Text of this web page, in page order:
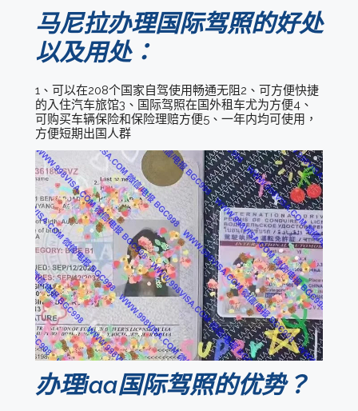
马尼拉办理国际驾照的好处
以及用处：
1、可以在208个国家自驾使用畅通无阻2、可方便快捷
的入住汽车旅馆3、国际驾照在国外租车尤为方便4、
可购买车辆保险和保险理赔方便5、一年内均可使用，
方便短期出国人群
办理iaa国际驾照的优势？